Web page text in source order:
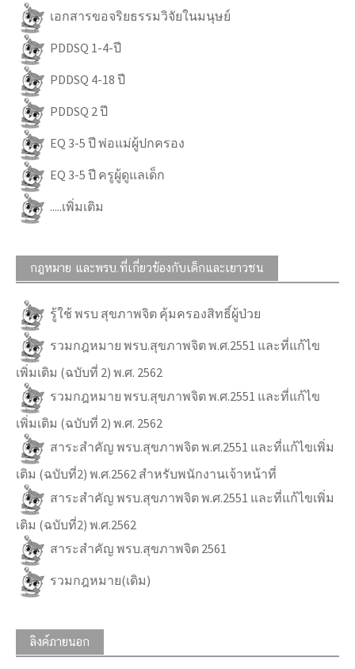
เอกสารขอจริยธรรมวิจัยในมนุษย์
PDDSQ 1-4-ปี
PDDSQ 4-18 ปี
PDDSQ 2 ปี
EQ 3-5 ปี พ่อแม่ผู้ปกครอง
EQ 3-5 ปี ครูผู้ดูแลเด็ก
.....เพิ่มเติม
กฎหมาย และพรบ.ที่เกี่ยวข้องกับเด็กและเยาวชน
รู้ใช้ พรบ สุขภาพจิต คุ้มครองสิทธิ์ผู้ป่วย
รวมกฎหมาย พรบ.สุขภาพจิต พ.ศ.2551 และที่แก้ไข
เพิ่มเติม (ฉบับที่ 2) พ.ศ. 2562
รวมกฎหมาย พรบ.สุขภาพจิต พ.ศ.2551 และที่แก้ไข
เพิ่มเติม (ฉบับที่ 2) พ.ศ. 2562
สาระสำคัญ พรบ.สุขภาพจิต พ.ศ.2551 และที่แก้ไขเพิ่ม
เติม (ฉบับที่2) พ.ศ.2562 สำหรับพนักงานเจ้าหน้าที่
สาระสำคัญ พรบ.สุขภาพจิต พ.ศ.2551 และที่แก้ไขเพิ่ม
เติม (ฉบับที่2) พ.ศ.2562
สาระสำคัญ พรบ.สุขภาพจิต 2561
รวมกฎหมาย(เดิม)
ลิงค์ภายนอก